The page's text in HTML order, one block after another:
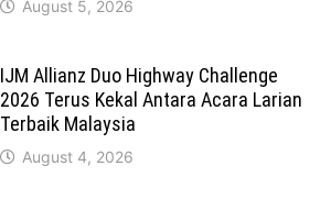
August 5, 2026
IJM Allianz Duo Highway Challenge
2026 Terus Kekal Antara Acara Larian
Terbaik Malaysia
August 4, 2026